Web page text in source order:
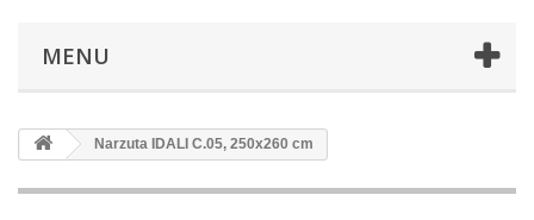
MENU
Narzuta IDALI C.05, 250x260 cm